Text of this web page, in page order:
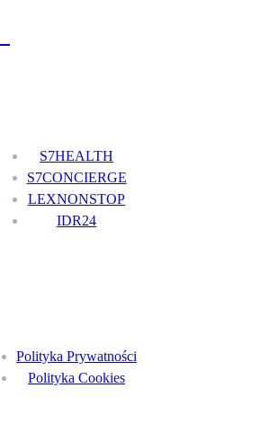
S7HEALTH
S7CONCIERGE
LEXNONSTOP
IDR24
Polityka Prywatności
Polityka Cookies